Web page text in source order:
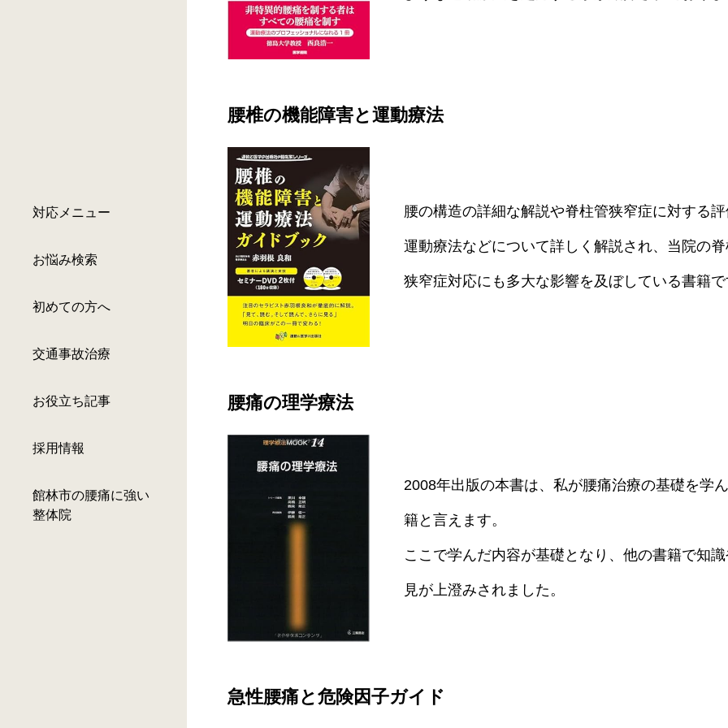
対応メニュー
お悩み検索
初めての方へ
交通事故治療
お役立ち記事
採用情報
館林市の腰痛に強い
整体院
腰椎の機能障害と運動療法
腰の構造の詳細な解説や脊柱管狭窄症に対する評
運動療法などについて詳しく解説され、当院の脊
狭窄症対応にも多大な影響を及ぼしている書籍で
腰痛の理学療法
2008年出版の本書は、私が腰痛治療の基礎を学
籍と言えます。
ここで学んだ内容が基礎となり、他の書籍で知
見が上澄みされました。
急性腰痛と危険因子ガイド